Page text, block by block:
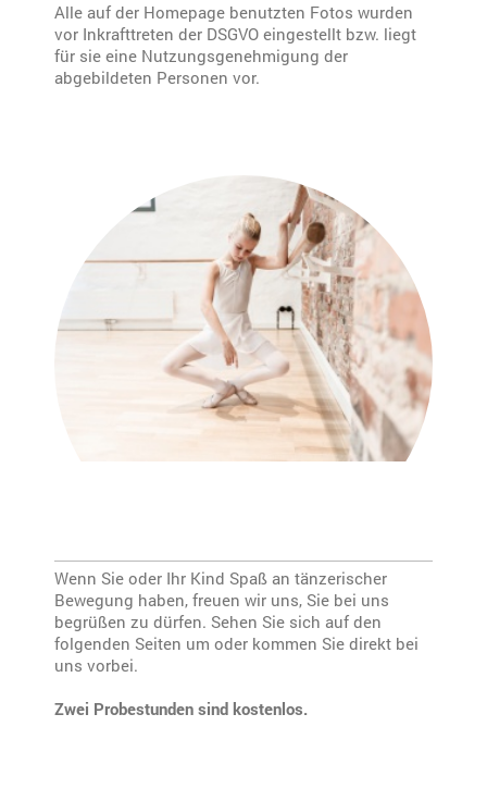
Alle auf der Homepage benutzten Fotos wurden
vor Inkrafttreten der DSGVO eingestellt bzw. liegt
für sie eine Nutzungsgenehmigung der
abgebildeten Personen vor.
Wenn Sie oder Ihr Kind Spaß an tänzerischer
Bewegung haben, freuen wir uns, Sie bei uns
begrüßen zu dürfen. Sehen Sie sich auf den
folgenden Seiten um oder kommen Sie direkt bei
uns vorbei.
Zwei Probestunden sind kostenlos.